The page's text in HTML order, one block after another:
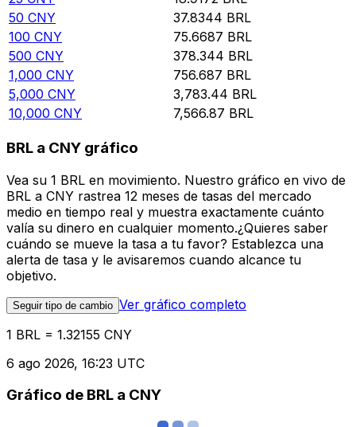
50 CNY 37.8344 BRL
100 CNY 75.6687 BRL
500 CNY 378.344 BRL
1,000 CNY 756.687 BRL
5,000 CNY 3,783.44 BRL
10,000 CNY 7,566.87 BRL
BRL a CNY gráfico
Vea su 1 BRL en movimiento. Nuestro gráfico en vivo de
BRL a CNY rastrea 12 meses de tasas del mercado
medio en tiempo real y muestra exactamente cuánto
valía su dinero en cualquier momento.¿Quieres saber
cuándo se mueve la tasa a tu favor? Establezca una
alerta de tasa y le avisaremos cuando alcance tu
objetivo.
Seguir tipo de cambio Ver gráfico completo
1 BRL = 1.32155 CNY
6 ago 2026, 16:23 UTC
Gráfico de BRL a CNY